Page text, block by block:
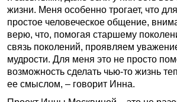
жизни. Меня особенно трогает, что
простое человеческое общение,
верю, что, помогая старшему
связь поколений, проявляем
мудрости. Для меня это не просто
возможность сделать чью-то жизнь
ее смыслом, – говорит Инна.